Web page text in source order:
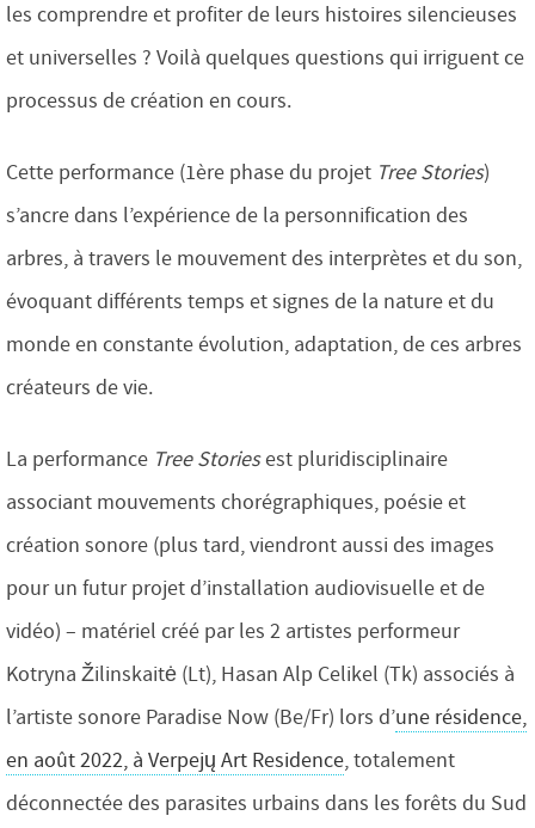
les comprendre et profiter de leurs histoires silencieuses
et universelles ? Voilà quelques questions qui irriguent ce
processus de création en cours.
Cette performance (1ère phase du projet Tree Stories)
s’ancre dans l’expérience de la personnification des
arbres, à travers le mouvement des interprètes et du son,
évoquant différents temps et signes de la nature et du
monde en constante évolution, adaptation, de ces arbres
créateurs de vie.
La performance Tree Storiesest pluridisciplinaire
associant mouvements chorégraphiques, poésie et
création sonore (plus tard, viendront aussi des images
pour un futur projet d’installation audiovisuelle et de
vidéo) – matériel créé par les 2 artistes performeur
Kotryna Žilinskaitė (Lt), Hasan Alp Celikel (Tk) associés à
l’artiste sonore Paradise Now (Be/Fr) lors d’une résidence,
en août 2022, à Verpejų Art Residence, totalement
déconnectée des parasites urbains dans les forêts du Sud